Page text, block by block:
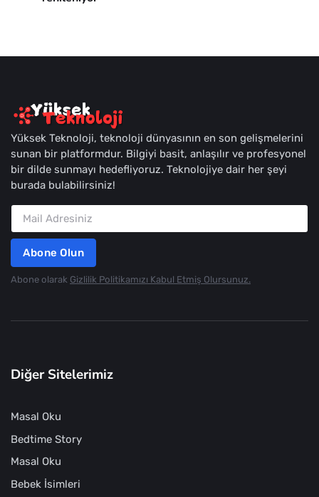
Yüksek Teknoloji, teknoloji dünyasının en son gelişmelerini
sunan bir platformdur. Bilgiyi basit, anlaşılır ve profesyonel
bir dilde sunmayı hedefliyoruz. Teknolojiye dair her şeyi
burada bulabilirsiniz!
Abone Olun
Abone olarak Gizlilik Politikamızı Kabul Etmiş Olursunuz.
Diğer Sitelerimiz
Masal Oku
Bedtime Story
Masal Oku
Bebek İsimleri